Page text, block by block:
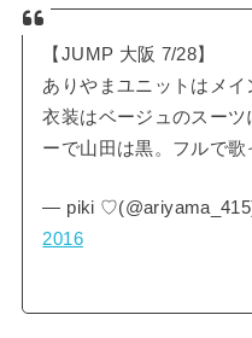
【JUMP 大阪 7/28】
ありやまユニットはメイ
衣装はベージュのスー
ーで山田は黒。フルで歌
— piki
2016